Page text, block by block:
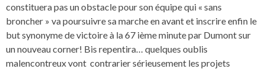
constituera pas un obstacle pour son équipe qui « sans
broncher » va poursuivre sa marche en avant et inscrire enfin le
but synonyme de victoire à la 67 ième minute par Dumont sur
un nouveau corner! Bis repentira… quelques oublis
malencontreux vont contrarier sérieusement les projets